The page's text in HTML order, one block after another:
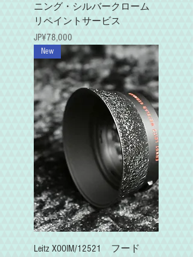
ニング・シルバークローム
リペイントサービス
가격
JP¥78,000
New
Leitz XOOIM/12521 フード